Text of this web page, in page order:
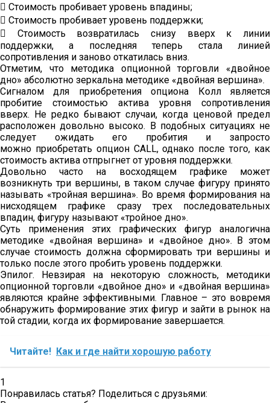
 Стоимость пробивает уровень впадины;
 Стоимость пробивает уровень поддержки;
 Стоимость возвратилась снизу вверх к линии
поддержки, а последняя теперь стала линией
сопротивления и заново откатилась вниз.
Отметим, что методика опционной торговли «двойное
дно» абсолютно зеркальна методике «двойная вершина».
Сигналом для приобретения опциона Колл является
пробитие стоимостью актива уровня сопротивления
вверх. Не редко бывают случаи, когда ценовой предел
расположен довольно высоко. В подобных ситуациях не
следует ожидать его пробития и запросто
можно приобретать опцион CALL, однако после того, как
стоимость актива отпрыгнет от уровня поддержки.
Довольно часто на восходящем графике может
возникнуть три вершины, в таком случае фигуру принято
называть «тройная вершина». Во время формирования на
нисходящем графике сразу трех последовательных
впадин, фигуру называют «тройное дно».
Суть применения этих графических фигур аналогична
методике «двойная вершина» и «двойное дно». В этом
случае стоимость должна сформировать три вершины и
только после этого пробить уровень поддержки.
Эпилог. Невзирая на некоторую сложность, методики
опционной торговли «двойное дно» и «двойная вершина»
являются крайне эффективными. Главное – это вовремя
обнаружить формирование этих фигур и зайти в рынок на
той стадии, когда их формирование завершается.
Читайте! Как и где найти хорошую работу
1
Понравилась статья? Поделиться с друзьями: